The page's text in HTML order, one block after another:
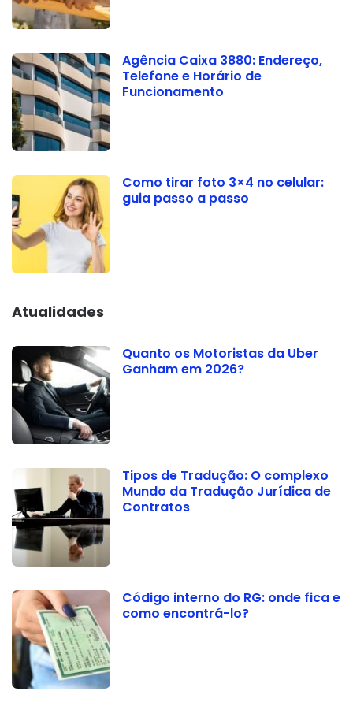
Agência Caixa 3880: Endereço,
Telefone e Horário de
Funcionamento
Como tirar foto 3×4 no celular:
guia passo a passo
Atualidades
Quanto os Motoristas da Uber
Ganham em 2026?
Tipos de Tradução: O complexo
Mundo da Tradução Jurídica de
Contratos
Código interno do RG: onde fica e
como encontrá-lo?